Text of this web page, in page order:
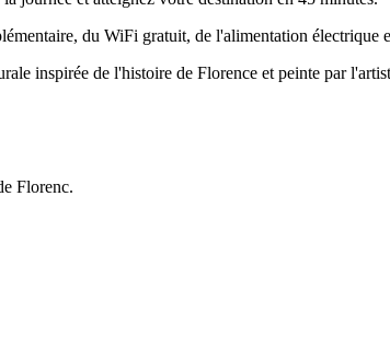
du WiFi gratuit, de l'alimentation électrique
inspirée de l'histoire de Florence et peinte par
Florenc.